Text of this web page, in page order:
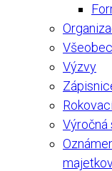
Výzvy
Výročná